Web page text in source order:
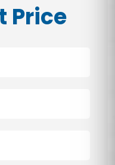
Price